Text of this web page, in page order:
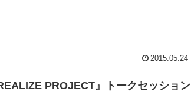
2015.05.24
PROJECT』トークセッション